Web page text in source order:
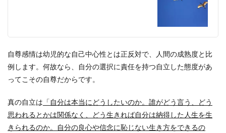
自尊感情は幼児的な自己中心性とは正反対で、人間の成熟度と比
例します。何故なら、自分の選択に責任を持つ自立した態度があ
ってこその自尊だからです。
真の自立は 「自分は本当にどうしたいのか。誰がどう言う、どう
思われるとかは関係なく、どう生きれば自分は納得した人生を生
きられるのか。自分の良心や信念に恥じない生き方をできるの